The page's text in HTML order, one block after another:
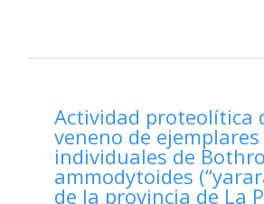
Actividad proteolítica
veneno de ejemplares
individuales de
ammodytoides
de la provincia de La